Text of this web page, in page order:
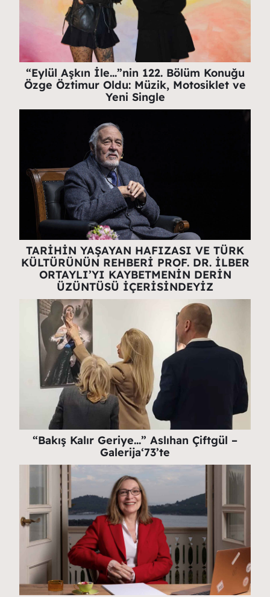
“Eylül Aşkın İle…”nin 122. Bölüm Konuğu
Özge Öztimur Oldu: Müzik, Motosiklet ve
Yeni Single
TARİHİN YAŞAYAN HAFIZASI VE TÜRK
KÜLTÜRÜNÜN REHBERİ PROF. DR. İLBER
ORTAYLI’YI KAYBETMENİN DERİN
ÜZÜNTÜSÜ İÇERİSİNDEYİZ
“Bakış Kalır Geriye…” Aslıhan Çiftgül –
Galerija‘73’te